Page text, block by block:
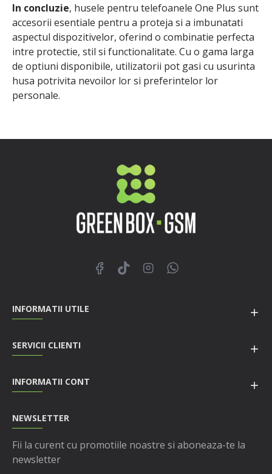
In concluzie, husele pentru telefoanele One Plus sunt
accesorii esentiale pentru a proteja si a imbunatati
aspectul dispozitivelor, oferind o combinatie perfecta
intre protectie, stil si functionalitate. Cu o gama larga
de optiuni disponibile, utilizatorii pot gasi cu usurinta
husa potrivita nevoilor lor si preferintelor lor
personale.
INFORMATII UTILE
SERVICII CLIENTI
INFORMATII CONT
NEWSLETTER
Fii la curent cu promotiile noastre si aboneaza-te la
newsletter